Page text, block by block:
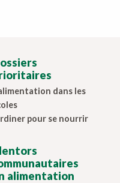
dans les
pour se nourrir
alimentation